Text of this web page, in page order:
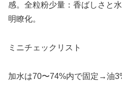
感。全粒粉少量：香ばしさと
明瞭化。
ミニチェックリスト
加水は70〜74%内で固定→